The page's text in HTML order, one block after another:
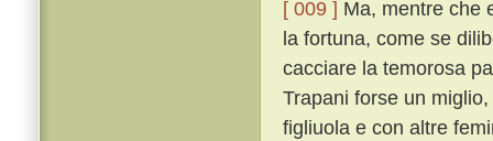
[ 009 ] Ma, mentre che
la fortuna, come se
cacciare la temorosa
Trapani forse un
figliuola e con altre